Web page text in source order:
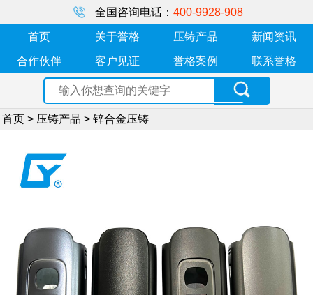
全国咨询电话： 400-9928-908
首页 关于誉格 压铸产品 新闻资讯
合作伙伴 客户见证 誉格案例 联系誉格
首页 > 压铸产品 > 锌合金压铸